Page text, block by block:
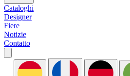
Cataloghi
Designer
Fiere
Notizie
Contatto